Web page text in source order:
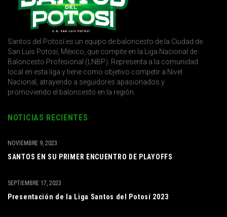
Santos del Potosí es un equipo de baloncesto de la Ciudad de
San Luis Potosí, México, que compite en la Liga Nacional de
Baloncesto Profesional (LNBP). Representa a la comunidad
local en esta liga y tiene como objetivo competir a Nivel
Nacional, atrayendo a seguidores apasionados y
promoviendo el baloncesto en la región.
NOTICIAS RECIENTES
SANTOS EN SU PRIMER ENCUENTRO DE PLAYOFFS
NOVIEMBRE 9, 2023
Presentación de la Liga Santos del Potosí 2023
SEPTIEMBRE 17, 2023